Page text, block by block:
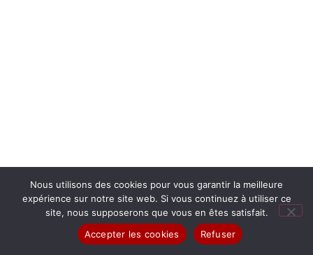
Nous utilisons des cookies pour vous garantir la meilleure
expérience sur notre site web. Si vous continuez à utiliser ce
site, nous supposerons que vous en êtes satisfait.
Accepter les cookies
Refuser